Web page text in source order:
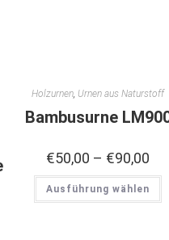
Holzurnen Urnen aus Naturstoff
Bambusurne
€50,00 – €90,00
Ausführung wählen